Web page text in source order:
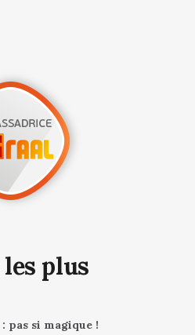
plus
pas si magique !